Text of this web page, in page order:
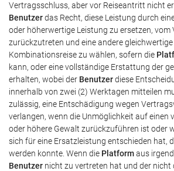
Vertragsschluss, aber vor Reiseantritt nicht
Benutzerdas Recht, diese Leistung durch
oder höherwertige Leistung zu ersetzen, vom
zurückzutreten und eine andere
Kombinationsreise zu wählen, sofern die
kann, oder eine vollständige Erstattung der
erhalten, wobei der Benutzerdiese
innerhalb von zwei (2) Werktagen mitteilen
zulässig, eine Entschädigung wegen
verlangen, wenn die Unmöglichkeit auf einen
oder höhere Gewalt zurückzuführen ist oder
sich für eine Ersatzleistung entschieden hat,
werden konnte. Wenn die Platformaus
Benutzer nicht zu vertreten hat und der nicht